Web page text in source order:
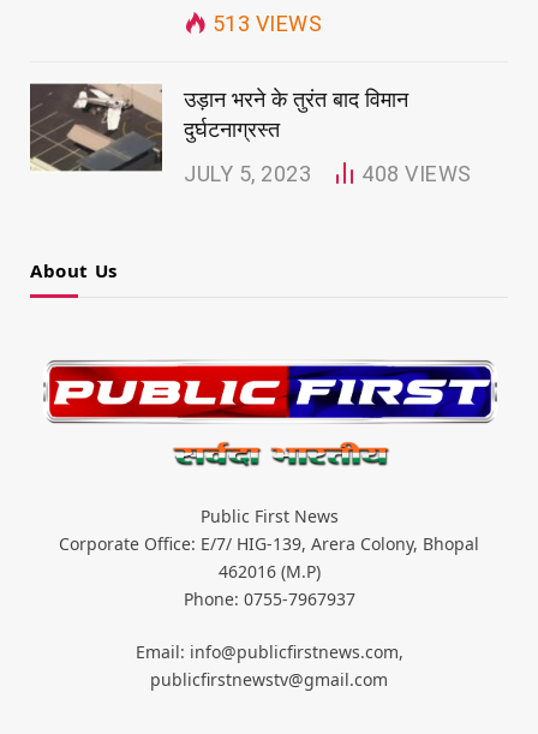
513 VIEWS
उड़ान भरने के तुरंत बाद विमान
दुर्घटनाग्रस्त
JULY 5, 2023 408VIEWS
About Us
Public First News
Corporate Office: E/7/ HIG-139, Arera Colony, Bhopal
462016 (M.P)
Phone: 0755-7967937
Email: info@publicfirstnews.com,
publicfirstnewstv@gmail.com